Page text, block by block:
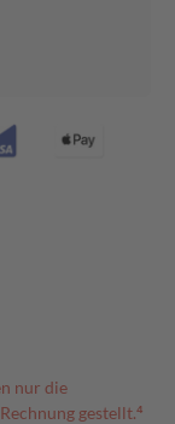
nur die
gestellt.⁴